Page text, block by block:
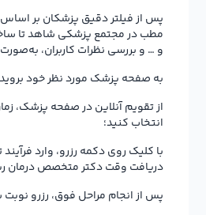
پس از فیلتر دقیق پزشکان بر
مطب در مجتمع پزشکی شاهد تا
و … و بررسی نظرات کاربران،
به صفحه پزشک مورد نظر خود
از تقویم آنلاین در صفحه پزشک،
انتخاب کنید؛
با کلیک روی دکمه رزرو، وارد
دریافت وقت دکتر متخصص درمان
پس از انجام مراحل فوق، رزرو